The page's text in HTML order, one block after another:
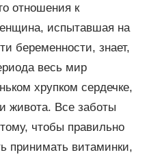
отношения к
испытавшая на
беременности, знает,
весь мир
хрупком сердечке,
живота. Все заботы
чтобы правильно
принимать витаминки,